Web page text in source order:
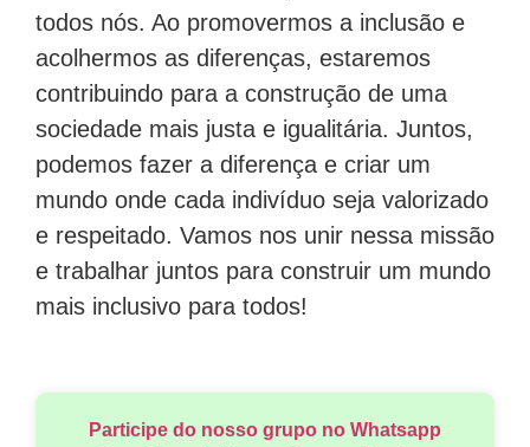
todos nós. Ao promovermos a inclusão e
acolhermos as diferenças, estaremos
contribuindo para a construção de uma
sociedade mais justa e igualitária. Juntos,
podemos fazer a diferença e criar um
mundo onde cada indivíduo seja valorizado
e respeitado. Vamos nos unir nessa missão
e trabalhar juntos para construir um mundo
mais inclusivo para todos!
Participe do nosso grupo no Whatsapp